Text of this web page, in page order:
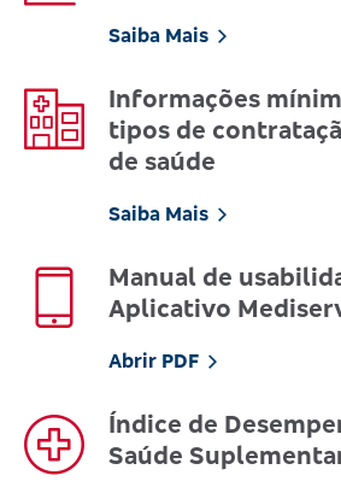
Saiba Mais
Informações
tipos de
de saúde
Saiba Mais
Manual de
Aplicativo
Abrir PDF
Índice de
Saúde